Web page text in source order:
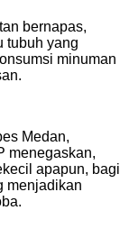
bernapas,
tubuh yang
minuman
Medan,
menegaskan,
apapun, bagi
menjadikan